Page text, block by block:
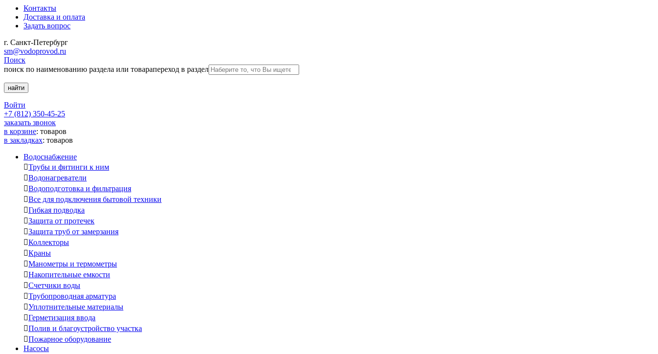
Контакты
Доставка и оплата
Задать вопрос
г. Санкт-Петербург
sm@vodoprovod.ru
Поиск
поиск по наименованию раздела или товарапереход в раздел
Войти
+7 (812) 350-45-25
заказать звонок
в корзине: товаров
в закладках: товаров
Водоснабжение
Трубы и фитинги к ним
Водонагреватели
Водоподготовка и фильтрация
Все для подключения бытовой техники
Гибкая подводка
Защита от протечек
Защита труб от замерзания
Коллекторы
Краны
Манометры и термометры
Накопительные емкости
Счетчики воды
Трубопроводная арматура
Уплотнительные материалы
Герметизация ввода
Полив и благоустройство участка
Пожарное оборудование
Насосы